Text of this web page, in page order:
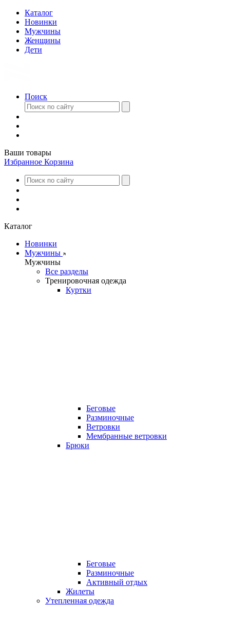
Каталог
Новинки
Мужчины
Женщины
Дети
Поиск
Ваши товары
Избранное Корзина
Каталог
Новинки
Мужчины
Мужчины
Все разделы
Тренировочная одежда
Куртки
Беговые
Разминочные
Ветровки
Мембранные ветровки
Брюки
Беговые
Разминочные
Активный отдых
Жилеты
Утепленная одежда